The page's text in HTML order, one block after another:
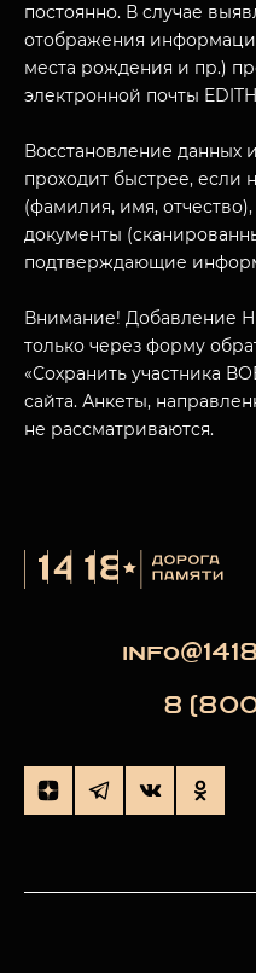
О
постоянно. В случае
отображения
места рождения и пр.)
электронной почты
Восстановление данных
проходит быстрее,
(фамилия, имя,
документы
подтверждающие
Внимание! Добавление
только через форму
«Сохранить участника
сайта. Анкеты,
не рассматриваются.
8